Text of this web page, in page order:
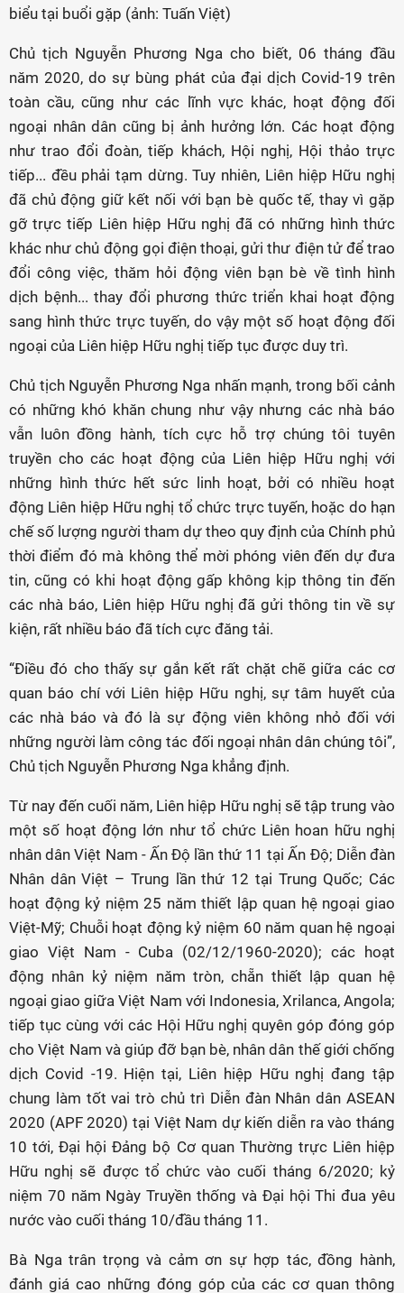
biểu tại buổi gặp (ảnh: Tuấn Việt)
Chủ tịch Nguyễn Phương Nga cho biết, 06 tháng đầu
năm 2020, do sự bùng phát của đại dịch Covid-19 trên
toàn cầu, cũng như các lĩnh vực khác, hoạt động đối
ngoại nhân dân cũng bị ảnh hưởng lớn. Các hoạt động
như trao đổi đoàn, tiếp khách, Hội nghị, Hội thảo trực
tiếp... đều phải tạm dừng. Tuy nhiên, Liên hiệp Hữu nghị
đã chủ động giữ kết nối với bạn bè quốc tế, thay vì gặp
gỡ trực tiếp Liên hiệp Hữu nghị đã có những hình thức
khác như chủ động gọi điện thoại, gửi thư điện tử để trao
đổi công việc, thăm hỏi động viên bạn bè về tình hình
dịch bệnh... thay đổi phương thức triển khai hoạt động
sang hình thức trực tuyến, do vậy một số hoạt động đối
ngoại của Liên hiệp Hữu nghị tiếp tục được duy trì.
Chủ tịch Nguyễn Phương Nga nhấn mạnh, trong bối cảnh
có những khó khăn chung như vậy nhưng các nhà báo
vẫn luôn đồng hành, tích cực hỗ trợ chúng tôi tuyên
truyền cho các hoạt động của Liên hiệp Hữu nghị với
những hình thức hết sức linh hoạt, bởi có nhiều hoạt
động Liên hiệp Hữu nghị tổ chức trực tuyến, hoặc do hạn
chế số lượng người tham dự theo quy định của Chính phủ
thời điểm đó mà không thể mời phóng viên đến dự đưa
tin, cũng có khi hoạt động gấp không kịp thông tin đến
các nhà báo, Liên hiệp Hữu nghị đã gửi thông tin về sự
kiện, rất nhiều báo đã tích cực đăng tải.
“Điều đó cho thấy sự gắn kết rất chặt chẽ giữa các cơ
quan báo chí với Liên hiệp Hữu nghị, sự tâm huyết của
các nhà báo và đó là sự động viên không nhỏ đối với
những người làm công tác đối ngoại nhân dân chúng tôi”,
Chủ tịch Nguyễn Phương Nga khẳng định.
Từ nay đến cuối năm, Liên hiệp Hữu nghị sẽ tập trung vào
một số hoạt động lớn như tổ chức Liên hoan hữu nghị
nhân dân Việt Nam - Ấn Độ lần thứ 11 tại Ấn Độ; Diễn đàn
Nhân dân Việt – Trung lần thứ 12 tại Trung Quốc; Các
hoạt động kỷ niệm 25 năm thiết lập quan hệ ngoại giao
Việt-Mỹ; Chuỗi hoạt động kỷ niệm 60 năm quan hệ ngoại
giao Việt Nam - Cuba (02/12/1960-2020); các hoạt
động nhân kỷ niệm năm tròn, chẵn thiết lập quan hệ
ngoại giao giữa Việt Nam với Indonesia, Xrilanca, Angola;
tiếp tục cùng với các Hội Hữu nghị quyên góp đóng góp
cho Việt Nam và giúp đỡ bạn bè, nhân dân thế giới chống
dịch Covid -19. Hiện tại, Liên hiệp Hữu nghị đang tập
chung làm tốt vai trò chủ trì Diễn đàn Nhân dân ASEAN
2020 (APF 2020) tại Việt Nam dự kiến diễn ra vào tháng
10 tới, Đại hội Đảng bộ Cơ quan Thường trực Liên hiệp
Hữu nghị sẽ được tổ chức vào cuối tháng 6/2020; kỷ
niệm 70 năm Ngày Truyền thống và Đại hội Thi đua yêu
nước vào cuối tháng 10/đầu tháng 11.
Bà Nga trân trọng và cảm ơn sự hợp tác, đồng hành,
đánh giá cao những đóng góp của các cơ quan thông